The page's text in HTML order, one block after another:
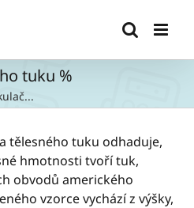
tuku %
tělesného tuku odhaduje,
hmotnosti tvoří tuk,
obvodů amerického
vzorce vychází z výšky,